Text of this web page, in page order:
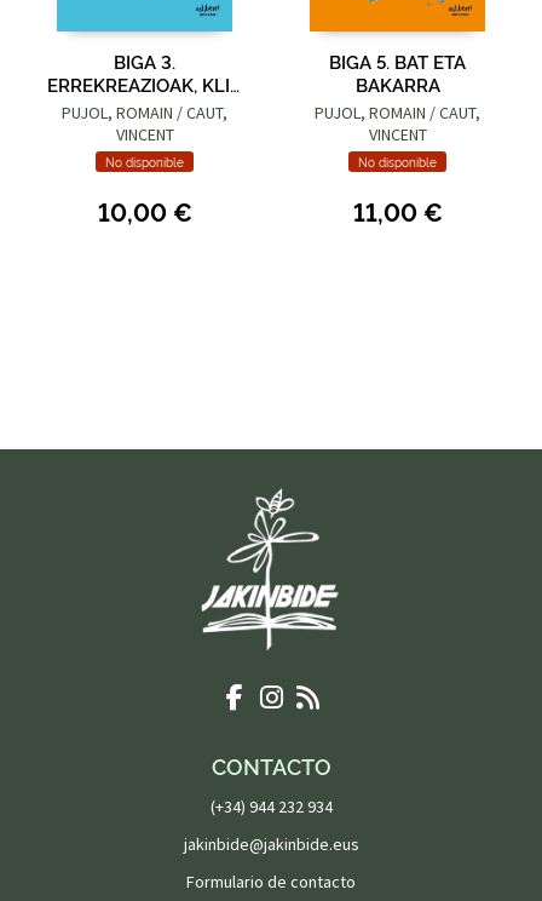
BIGA 3.
ERREKREAZIOAK, KLIK
ETA EKIN!
PUJOL, ROMAIN / CAUT,
VINCENT
No disponible
10,00 €
BIGA 5. BAT ETA
BAKARRA
PUJOL, ROMAIN / CAUT,
VINCENT
No disponible
11,00 €
CONTACTO
(+34) 944 232 934
jakinbide@jakinbide.eus
Formulario de contacto